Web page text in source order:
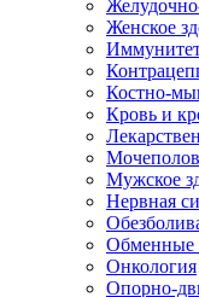
Женское
Костно-
Кровь и
Мужское
Нервная
Обменные
Онкология
Опорно-